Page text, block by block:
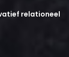
relationeel